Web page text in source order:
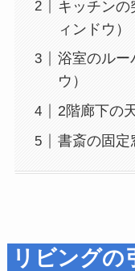
キッチンの
ィンドウ）
浴室のルー
ウ）
2階廊下の
書斎の固定
リビングの